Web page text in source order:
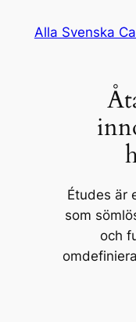
Alla Svenska
Études är
som
och